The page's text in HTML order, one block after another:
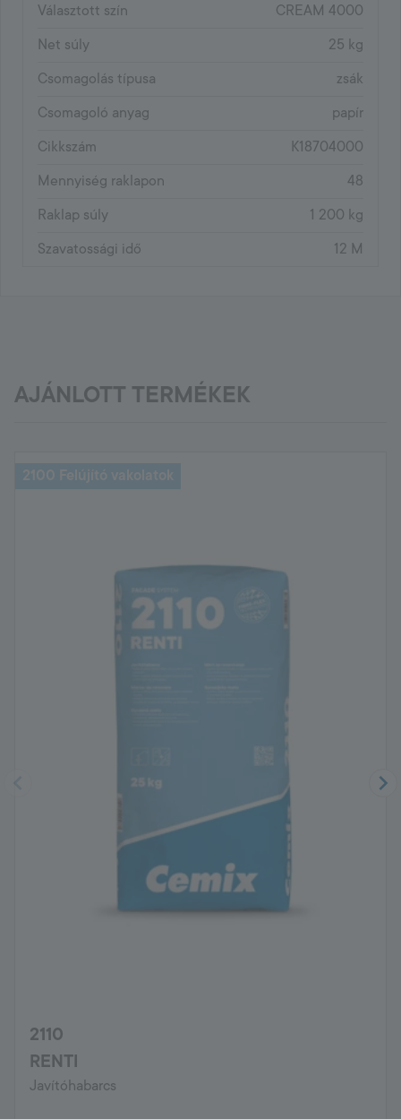
Választott szín
CREAM 4000
Net súly
25 kg
Csomagolás típusa
zsák
Csomagoló anyag
papír
Cikkszám
K18704000
Mennyiség raklapon
48
Raklap súly
1 200 kg
Szavatossági idő
12 M
AJÁNLOTT TERMÉKEK
2110
RENTI
Javítóhabarcs